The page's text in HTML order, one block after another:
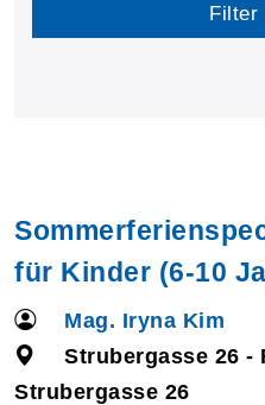
Filter
für Kinder (6-10
Mag. Iryna Kim
Strubergasse 26 -
Strubergasse 26